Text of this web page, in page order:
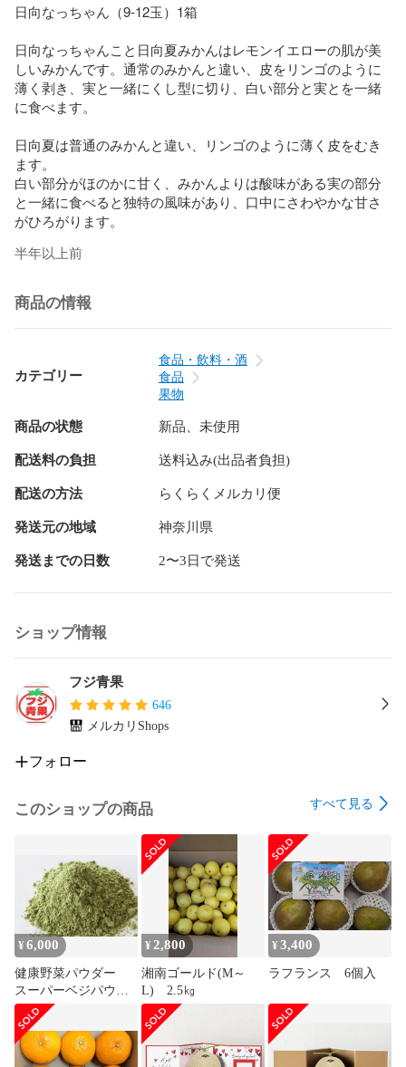
日向なっちゃん（9-12玉）1箱
日向なっちゃんこと日向夏みかんはレモンイエローの肌が美
しいみかんです。通常のみかんと違い、皮をリンゴのように
薄く剥き、実と一緒にくし型に切り、白い部分と実とを一緒
に食べます。
日向夏は普通のみかんと違い、リンゴのように薄く皮をむき
ます。
白い部分がほのかに甘く、みかんよりは酸味がある実の部分
と一緒に食べると独特の風味があり、口中にさわやかな甘さ
がひろがります。
半年以上前
商品の情報
カテゴリー
食品・飲料・酒
食品
果物
商品の状態 新品、未使用
配送料の負担 送料込み(出品者負担)
配送の方法 らくらくメルカリ便
発送元の地域 神奈川県
発送までの日数 2〜3日で発送
ショップ情報
フジ青果
646
メルカリShops
フォロー
このショップの商品 すべて見る
¥6,000
健康野菜パウダー
スーパーベジパウダ
ー 2袋
¥ 2,800
湘南ゴールド(M～
L) 2.5㎏
¥3,400
ラフランス 6個入